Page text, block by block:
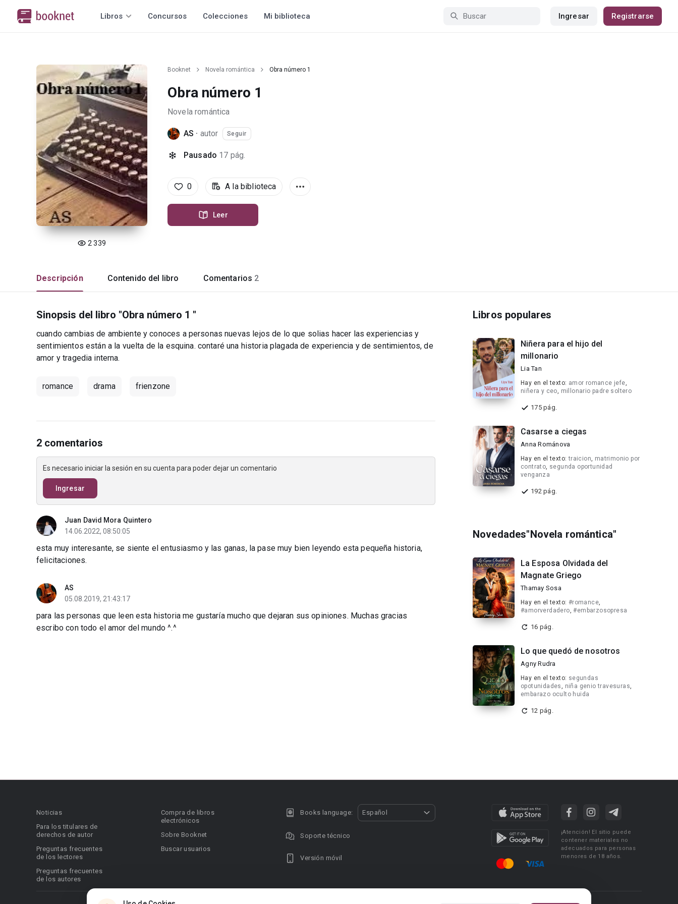
Libros Concursos Colecciones Mi biblioteca Ingresar Registrarse
2 339
Booknet Novela romántica Obra número 1
Obra número 1
Novela romántica
AS · autor Seguir
Pausado 17 pág.
0 A la biblioteca
Leer
Descripción Contenido del libro Comentarios 2
Sinopsis del libro "Obra número 1 "
cuando cambias de ambiente y conoces a personas nuevas lejos de lo que solias hacer las experiencias y
sentimientos están a la vuelta de la esquina. contaré una historia plagada de experiencia y de sentimientos, de
amor y tragedia interna.
romance drama frienzone
2 comentarios
Es necesario iniciar la sesión en su cuenta para poder dejar un comentario
Ingresar
Juan David Mora Quintero
14.06.2022, 08:50:05
esta muy interesante, se siente el entusiasmo y las ganas, la pase muy bien leyendo esta pequeña historia,
felicitaciones.
AS
05.08.2019, 21:43:17
para las personas que leen esta historia me gustaría mucho que dejaran sus opiniones. Muchas gracias
escribo con todo el amor del mundo ^.^
Libros populares
Niñera para el hijo del
millonario
Lia Tan
Hay en el texto: amor romance jefe,
niñera y ceo, millonario padre soltero
175 pág.
Casarse a ciegas
Anna Románova
Hay en el texto:traicion, matrimonio por
contrato, segunda oportunidad
venganza
192 pág.
Novedades"Novela romántica"
La Esposa Olvidada del
Magnate Griego
Thamay Sosa
Hay en el texto: #romance,
#amorverdadero,#embarzosopresa
16 pág.
Lo que quedó de nosotros
Agny Rudra
Hay en el texto: segundas
opotunidades, niña genio travesuras,
embarazo oculto huida
12 pág.
Noticias
Para los titulares de
derechos de autor
Preguntas frecuentes
de los lectores
Preguntas frecuentes
de los autores
Compra de libros
electrónicos
Sobre Booknet
Buscar usuarios
Books language: Español
Soporte técnico
Versión móvil
¡Atención! El sitio puede
contener materiales no
adecuados para personas
menores de 18 años.